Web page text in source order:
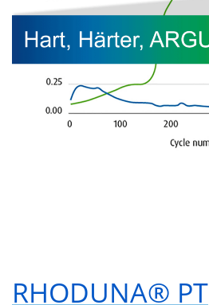
RHODUNA® PT